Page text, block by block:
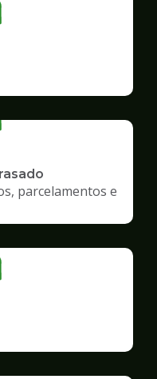
parcelamentos e